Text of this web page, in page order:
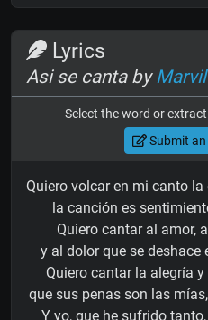
Lyrics
Asi se canta byMarvil
Select the word or
Submit
Quiero volcar en mi canto
la canción es
Quiero cantar al amor,
y al dolor que se
Quiero cantar la alegría
que sus penas son las
Y yo, que he sufrido